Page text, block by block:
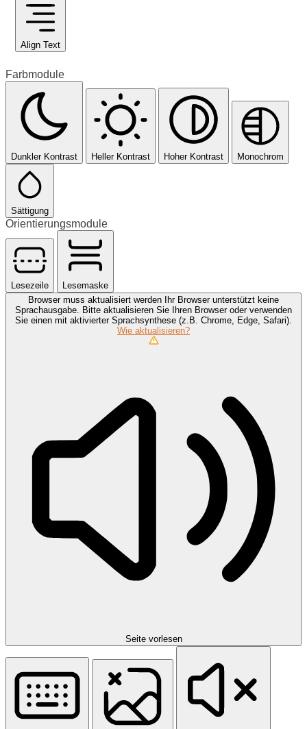
Align Text
Farbmodule
Dunkler Kontrast Heller Kontrast Hoher Kontrast Monochrom
Sättigung
Orientierungsmodule
Lesezeile
Lesemaske
Browser muss aktualisiert werden
Ihr Browser unterstützt keine
Sprachausgabe. Bitte aktualisieren Sie Ihren Browser oder verwenden
Sie einen mit aktivierter Sprachsynthese (z.B. Chrome, Edge, Safari).
Wie aktualisieren?
Seite vorlesen